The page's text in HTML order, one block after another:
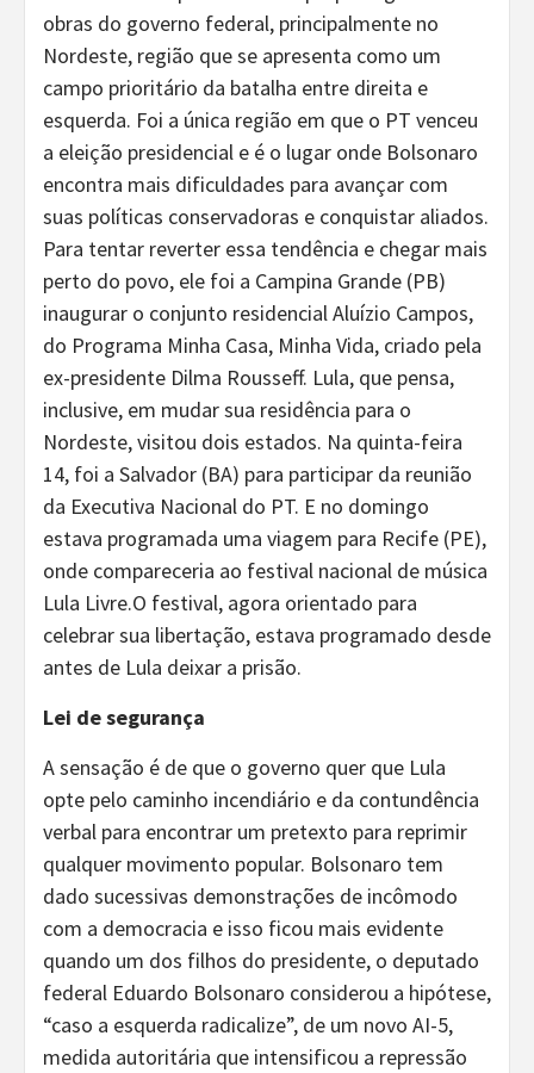
obras do governo federal, principalmente no
Nordeste, região que se apresenta como um
campo prioritário da batalha entre direita e
esquerda. Foi a única região em que o PT venceu
a eleição presidencial e é o lugar onde Bolsonaro
encontra mais dificuldades para avançar com
suas políticas conservadoras e conquistar aliados.
Para tentar reverter essa tendência e chegar mais
perto do povo, ele foi a Campina Grande (PB)
inaugurar o conjunto residencial Aluízio Campos,
do Programa Minha Casa, Minha Vida, criado pela
ex-presidente Dilma Rousseff. Lula, que pensa,
inclusive, em mudar sua residência para o
Nordeste, visitou dois estados. Na quinta-feira
14, foi a Salvador (BA) para participar da reunião
da Executiva Nacional do PT. E no domingo
estava programada uma viagem para Recife (PE),
onde compareceria ao festival nacional de música
Lula Livre.O festival, agora orientado para
celebrar sua libertação, estava programado desde
antes de Lula deixar a prisão.
Lei de segurança
A sensação é de que o governo quer que Lula
opte pelo caminho incendiário e da contundência
verbal para encontrar um pretexto para reprimir
qualquer movimento popular. Bolsonaro tem
dado sucessivas demonstrações de incômodo
com a democracia e isso ficou mais evidente
quando um dos filhos do presidente, o deputado
federal Eduardo Bolsonaro considerou a hipótese,
“caso a esquerda radicalize”, de um novo AI-5,
medida autoritária que intensificou a repressão